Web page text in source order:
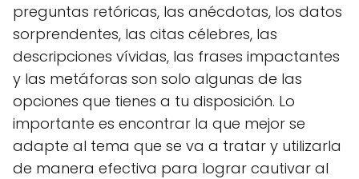
preguntas retóricas, las anécdotas, los datos
sorprendentes, las citas célebres, las
descripciones vívidas, las frases impactantes
y las metáforas son solo algunas de las
opciones que tienes a tu disposición. Lo
importante es encontrar la que mejor se
adapte al tema que se va a tratar y utilizarla
de manera efectiva para lograr cautivar al